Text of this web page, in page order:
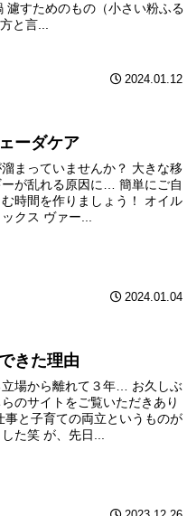
濾すためのもの（小さい粉ふる
と言...
2024.01.12
ーダケア
まっていませんか？ 大きな移
が乱れる原因に… 簡単にご自
時間を作りましょう！ オイル
クス ヴァー...
2024.01.04
きた理由
場から離れて３年… お久しぶ
のサイトをご覧いただきあり
と子育ての両立というものが
た笑 が、先日...